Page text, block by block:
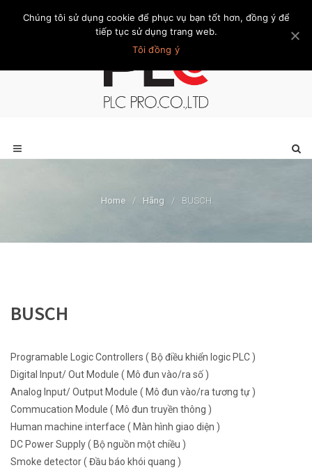
Trang chủ Giới thiệu Khách hàng Liên hệ Thành viên
Home / Hãng / BUSCH
BUSCH
Programable Logic Controllers ( Bộ điều khiển logic PLC )
Digital Input/ Out Module ( Mô đun vào/ra số )
Analog Input/ Output Module ( Mô đun vào/ra tương tự )
Commucation Module ( Mô đun truyền thông )
Human machine interface ( Màn hình giao diện )
DC Power Supply ( Bộ nguồn một chiều )
Smoke detector ( Đầu báo khói quang )
Chúng tôi sử dụng cookie để phục vụ bạn tốt hơn, đồng ý để
tiếp tục sử dụng trang web.
Tôi đồng ý